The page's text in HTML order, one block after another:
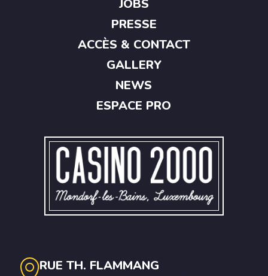
RUE TH. FLAMMANG
JOBS
PRESSE
ACCÈS & CONTACT
GALLERY
NEWS
ESPACE PRO